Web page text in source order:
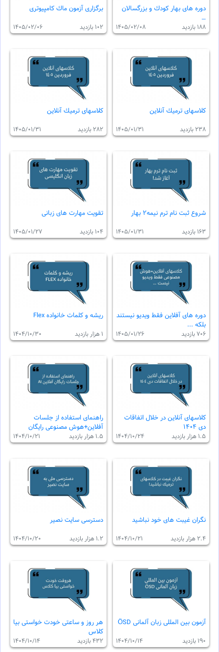
دوره هاى بهار كودك و بزرگسالان
…
188 بازدید 1405/02/08
برگزارى آزمون ماك كامپيوترى
102 بازدید 1405/02/06
كلاسهاى ترميك آنلاين
238 بازدید 1405/01/31
كلاسهاى ترميك آنلاين
282 بازدید 1405/01/31
شروع ثبت نام ترم نيمه٢ بهار
163 بازدید 1405/01/31
تقويت مهارت هاى زبانى
104 بازدید 1405/01/27
دوره هاى آفلاين فقط ويديو نيستند
بلکه ...
706 بازدید 1405/01/26
ریشه و کلمات خانواده Flex
1 هزار بازدید 1404/10/30
کلاسهای آنلاین در خلال اتفاقات
دی ۱۴۰۴
1.5 هزار بازدید 1404/10/24
راهنمای استفاده از جلسات
آفلاین+هوش مصنوعی رایگان
1.5 هزار بازدید 1404/10/21
نگران غیبت های خود نباشید
2.4 هزار بازدید 1404/10/21
دسترسى سايت نصير
1.2 هزار بازدید 1404/10/20
آزمون بین المللی زبان آلمانی ÖSD
190 بازدید 1404/10/14
هر روز و ساعتی خودت خواستی بیا
کلاس
432 بازدید 1404/10/14